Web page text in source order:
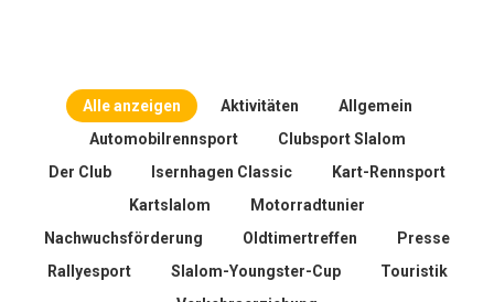
Alle anzeigen Aktivitäten
Allgemein
Automobilrennsport
Clubsport Slalom
Der Club
Isernhagen Classic
Kart-Rennsport
Kartslalom
Motorradtunier
Nachwuchsförderung
Oldtimertreffen
Presse
Rallyesport
Slalom-Youngster-Cup
Touristik